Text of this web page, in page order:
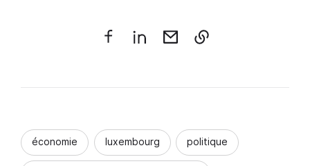
économie luxembourg politique